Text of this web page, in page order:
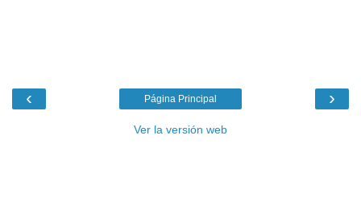
‹ ›
Página Principal
Ver la versión web